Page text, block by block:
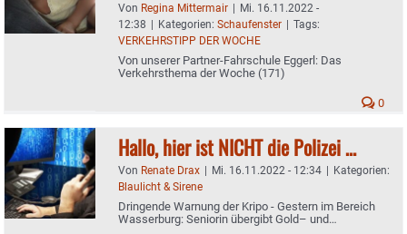
Von Regina Mittermair | Mi. 16.11.2022 -
12:38 | Kategorien: Schaufenster | Tags:
VERKEHRSTIPP DER WOCHE
Von unserer Partner-Fahrschule Eggerl: Das
Verkehrsthema der Woche (171)
0
Hallo, hier ist NICHT die Polizei …
Von Renate Drax | Mi. 16.11.2022 - 12:34 | Kategorien:
Blaulicht & Sirene
Dringende Warnung der Kripo - Gestern im Bereich
Wasserburg: Seniorin übergibt Gold– und